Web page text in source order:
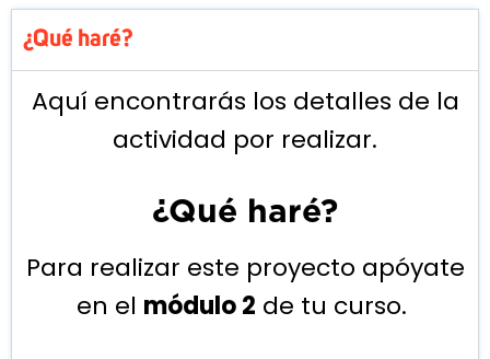
¿Qué haré?
Aquí encontrarás los detalles de la
actividad por realizar.
¿Qué haré?
Para realizar este proyecto apóyate
en el módulo 2 de tu curso.